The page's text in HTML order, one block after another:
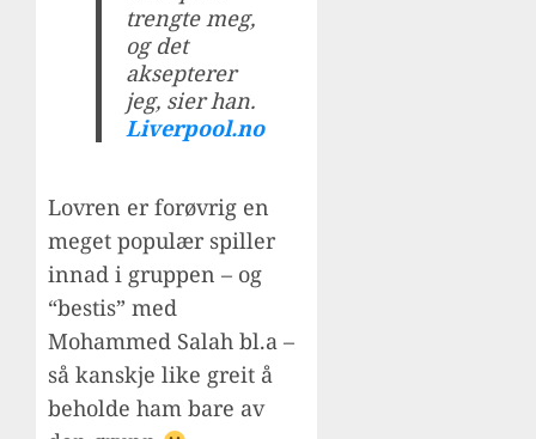
trengte meg,
og det
aksepterer
jeg, sier han.
Liverpool.no
Lovren er forøvrig en
meget populær spiller
innad i gruppen – og
“bestis” med
Mohammed Salah bl.a –
så kanskje like greit å
beholde ham bare av